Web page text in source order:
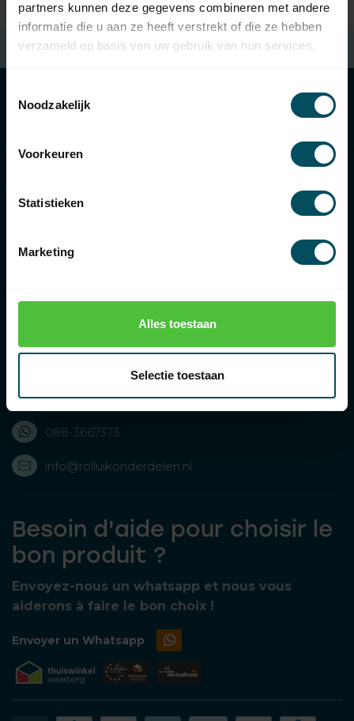
partners kunnen deze gegevens combineren met andere
informatie die u aan ze heeft verstrekt of die ze hebben
verzameld op basis van uw gebruik van hun services.
Noodzakelijk
Voorkeuren
Statistieken
Marketing
Alles toestaan
Selectie toestaan
Frais de port à partir de 100 € d'achat (en NL)
Rolluikonderdelen.nl
088-3667373
088-3667373
info@rolluikonderdelen.nl
Besoin d'aide pour choisir le
bon produit ?
Envoyez-nous un whatsapp et nous vous
aiderons à faire le bon choix !
Envoyer un Whatsapp